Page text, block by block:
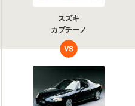
スズキ
カプチーノ